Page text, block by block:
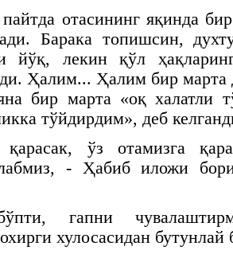
отасининг яқинда
Барака топишсин,
йўқ, лекин қўл
Ҳалим... Ҳалим бир марта
бир марта «оқ халатли
тўйдирдим», деб
ўз отамизга
- Ҳабиб иложи
гапни
хулосасидан бутунлай